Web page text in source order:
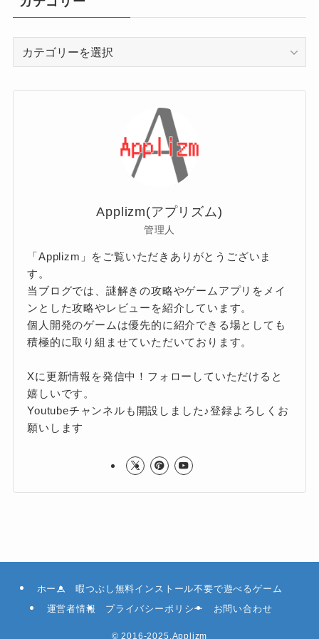
Applizm(アプリズム)
管理人
「Applizm」をご覧いただきありがとうございま
す。
当ブログでは、謎解きの攻略やゲームアプリをメイ
ンとした攻略やレビューを紹介しています。
個人開発のゲームは優先的に紹介できる場としても
積極的に取り組ませていただいております。
Xに更新情報を発信中！フォローしていただけると
嬉しいです。
Youtubeチャンネルも開設しました♪登録よろしくお
願いします
ホーム
暇つぶし無料インストール不要で遊べるゲーム
運営者情報
プライバシーポリシー お問い合わせ
© 2016-2025.Applizm